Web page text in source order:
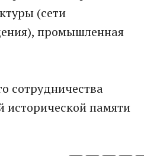
(сети
промышленная
сотрудничества
исторической памяти